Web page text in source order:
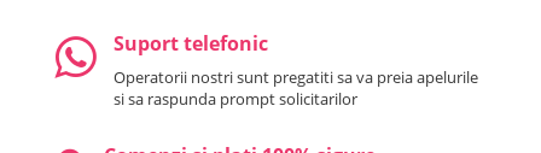
Suport telefonic
Operatorii nostri sunt pregatiti sa va preia apelurile
si sa raspunda prompt solicitarilor